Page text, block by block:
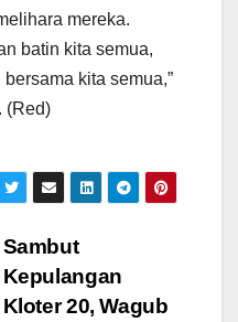
mereka.
batin kita semua,
kita semua,”
(Red)
Sambut
Kepulangan
Kloter 20, Wagub